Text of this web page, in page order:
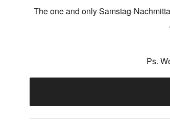
The one and only Samstag-
Ps.